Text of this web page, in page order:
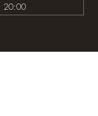
20:00